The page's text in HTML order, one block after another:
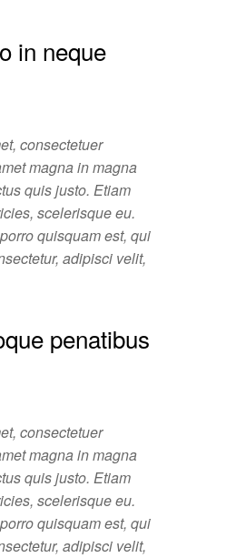
in neque
consectetuer
magna in magna
quis justo. Etiam
scelerisque eu.
quisquam est, qui
adipisci velit,
penatibus
consectetuer
magna in magna
quis justo. Etiam
scelerisque eu.
quisquam est, qui
adipisci velit,